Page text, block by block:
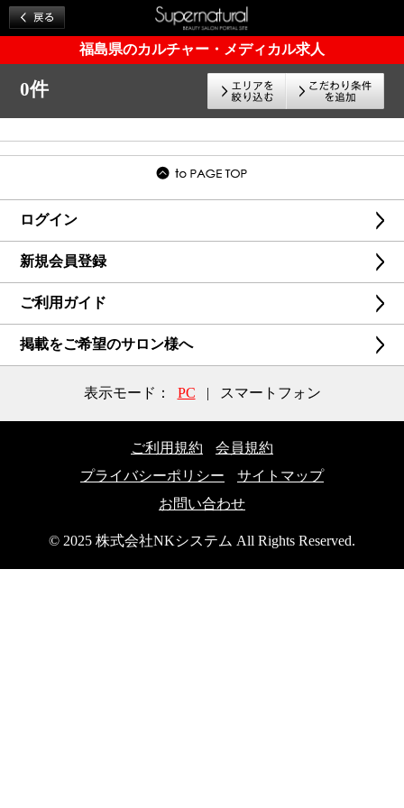
福島県のカルチャー・メディカル求人
0件
ログイン
新規会員登録
ご利用ガイド
掲載をご希望のサロン様へ
表示モード： PC | スマートフォン
ご利用規約
会員規約
プライバシーポリシー
サイトマップ
お問い合わせ
© 2025 株式会社NKシステム All Rights Reserved.